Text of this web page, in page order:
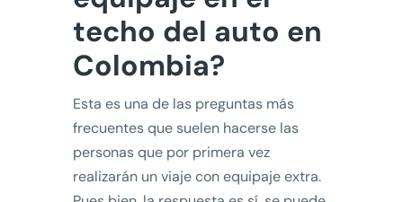
techo del auto en
Colombia?
Esta es una de las preguntas más
frecuentes que suelen hacerse las
personas que por primera vez
realizarán un viaje con equipaje extra.